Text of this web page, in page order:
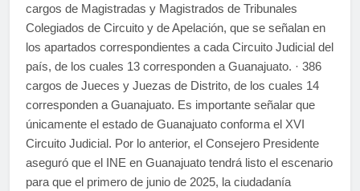
cargos de Magistradas y Magistrados de Tribunales
Colegiados de Circuito y de Apelación, que se señalan en
los apartados correspondientes a cada Circuito Judicial del
país, de los cuales 13 corresponden a Guanajuato. · 386
cargos de Jueces y Juezas de Distrito, de los cuales 14
corresponden a Guanajuato. Es importante señalar que
únicamente el estado de Guanajuato conforma el XVI
Circuito Judicial. Por lo anterior, el Consejero Presidente
aseguró que el INE en Guanajuato tendrá listo el escenario
para que el primero de junio de 2025, la ciudadanía